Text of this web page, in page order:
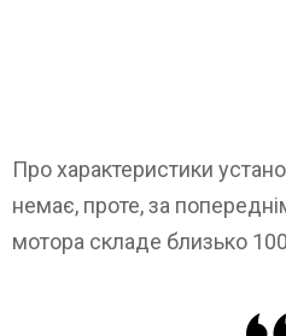
Про характеристики
немає, проте, за
мотора складе близько